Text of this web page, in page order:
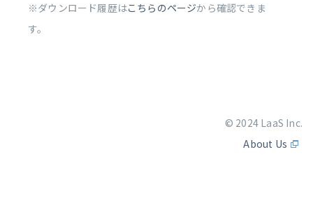
※ダウンロード履歴はこちらのページから確認できま
す。
© 2024 LaaS Inc.
About Us